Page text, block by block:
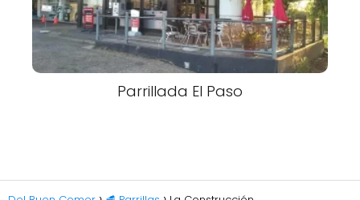
Parrillada El Paso